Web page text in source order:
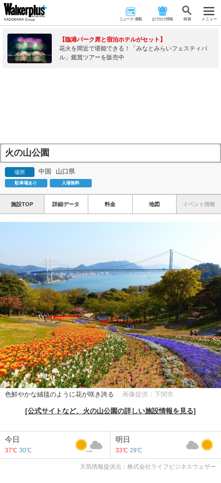
ニュース･連載 おでかけ情報 検 索 メニュー
【臨港パーク席と宿泊ホテルがセット】
花火を間近で堪能できる！「みなとみらいフェスティバ
ル」鑑賞ツアーを販売中
火の山公園
場所 中国 山口県
駐車場あり 入場無料
施設TOP 詳細データ 料金 地図 イベント情報
色鮮やかな絨毯のように花が咲き誇る 画像提供：下関市
[公式サイトなど、火の山公園の詳しい施設情報を見る]
今日
37℃ 30℃
明日
33℃ 29℃
天気情報提供元：株式会社ライフビジネスウェザー